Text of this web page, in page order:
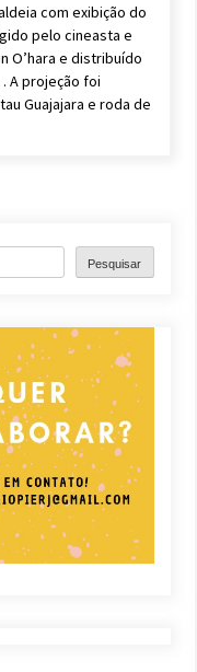
com exibição do
pelo cineasta e
O’hara e distribuído
A projeção foi
Guajajara e roda de
Pesquisar